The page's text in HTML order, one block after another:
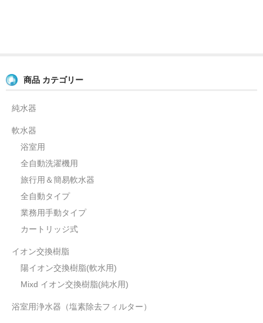
軟水の生産量について
商品 カテゴリー
純水器
軟水器
浴室用
全自動洗濯機用
旅行用＆簡易軟水器
全自動タイプ
業務用手動タイプ
カートリッジ式
イオン交換樹脂
陽イオン交換樹脂(軟水用)
Mixd イオン交換樹脂(純水用)
浴室用浄水器（塩素除去フィルター）